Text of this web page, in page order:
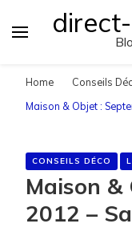
Home
Conseils
Maison & Objet :
CONSEILS DÉCO
Maison &
2012 –